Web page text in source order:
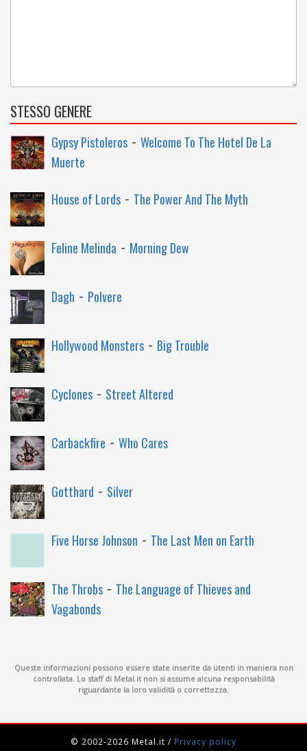
STESSO GENERE
Gypsy Pistoleros - Welcome To The Hotel De La
Muerte
House of Lords - The Power And The Myth
Feline Melinda - Morning Dew
Dagh - Polvere
Hollywood Monsters - Big Trouble
Cyclones - Street Altered
Carbackfire - Who Cares
Gotthard - Silver
Five Horse Johnson - The Last Men on Earth
The Throbs - The Language of Thieves and
Vagabonds
Queste informazioni possono essere state inserite da utenti in maniera non
controllata. Lo staff di Metal.it non si assume alcuna responsabilità
riguardante la loro validità o correttezza.
© 2002-2026 Metal.it / Privacy policy